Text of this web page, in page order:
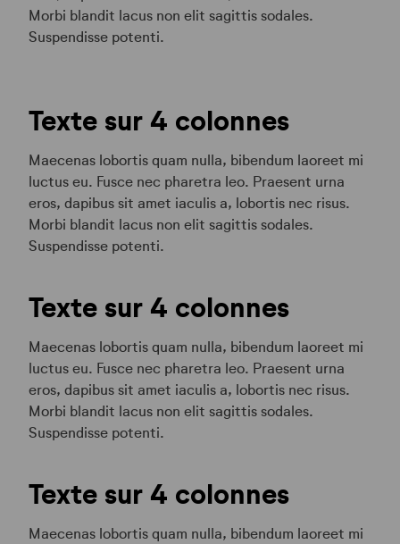
Morbi blandit lacus non elit sagittis sodales.
Suspendisse potenti.
Texte sur 4 colonnes
Maecenas lobortis quam nulla, bibendum laoreet mi
luctus eu. Fusce nec pharetra leo. Praesent urna
eros, dapibus sit amet iaculis a, lobortis nec risus.
Morbi blandit lacus non elit sagittis sodales.
Suspendisse potenti.
Texte sur 4 colonnes
Maecenas lobortis quam nulla, bibendum laoreet mi
luctus eu. Fusce nec pharetra leo. Praesent urna
eros, dapibus sit amet iaculis a, lobortis nec risus.
Morbi blandit lacus non elit sagittis sodales.
Suspendisse potenti.
Texte sur 4 colonnes
Maecenas lobortis quam nulla, bibendum laoreet mi